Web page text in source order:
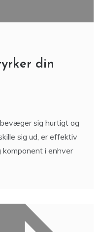
din
sig hurtigt og
sig ud, er effektiv
i enhver